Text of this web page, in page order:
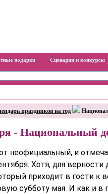
подарки Сценарии и конкурсы
праздников на год
- Национальный
неофициальный, и
Хотя, для
приходит в гости к
субботу мая. И как и в